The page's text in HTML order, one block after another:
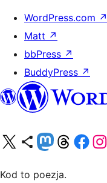
WordPress.com ↗
Matt ↗
bbPress ↗
BuddyPress ↗
Odwiedź nasze konto X (dawniej Twitter)
Odwiedź nasze konto Bluesky
Odwiedź nasze konto na
Odwiedź naszego
Odwiedź
Kod to poezja.